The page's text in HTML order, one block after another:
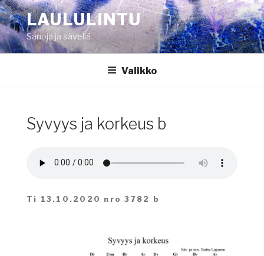
Siirry
sisältöönLAULULINTU
Sanoja ja säveliä
Valikko
Syvyys ja korkeus b
Ti 13.10.2020 nro 3782 b